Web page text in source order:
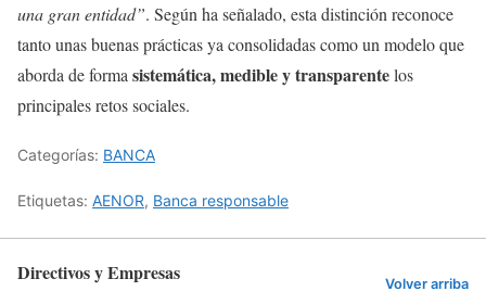
una gran entidad”. Según ha señalado, esta distinción reconoce
tanto unas buenas prácticas ya consolidadas como un modelo que
aborda de forma sistemática, medible y transparentelos
principales retos sociales.
Categorías: BANCA
Etiquetas: AENOR, Banca responsable
Directivos y Empresas Volver arriba